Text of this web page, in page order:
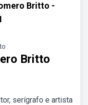
Britto -
Britto
serígrafo e artista